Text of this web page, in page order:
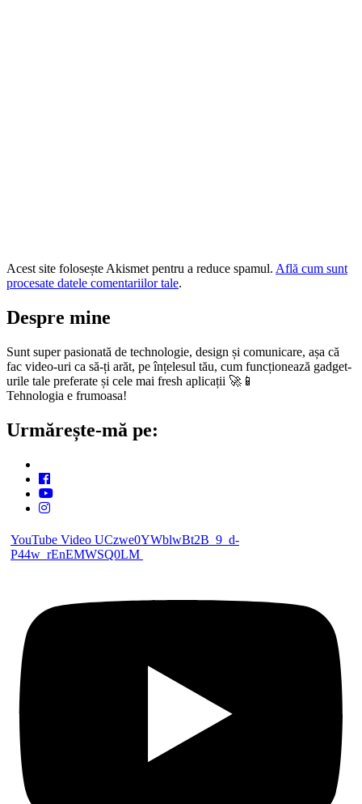
Acest site folosește Akismet pentru a reduce spamul. Află cum sunt
procesate datele comentariilor tale.
Despre mine
Sunt super pasionată de technologie, design și comunicare, așa că
fac video-uri ca să-ți arăt, pe înțelesul tău, cum funcționează gadget-
urile tale preferate și cele mai fresh aplicații 🚀📱
Tehnologia e frumoasa!
Urmărește-mă pe:
YouTube Video UCzwe0YWblwBt2B_9_d-
P44w_rEnEMWSQ0LM